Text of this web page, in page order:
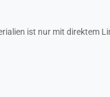
ist nur mit direktem